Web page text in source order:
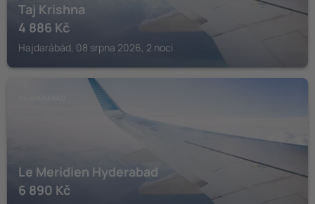
Taj Krishna
4 886 Kč
Hajdarábád, 08 srpna 2026, 2 noci
Le Meridien Hyderabad
6 890 Kč